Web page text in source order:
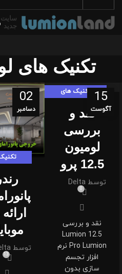
سایت
جدید
تکنیک های
15
آگوست
تکنیک های
,مقالات
نقد و
بررسی
لومیون
12.5 پرو
توسط Delta
0
نقد و بررسی
Lumion 12.5
Pro Lumion نرم
افزار تجسم
سازی بدون
02
دسامبر
,
رندر
توسط
13